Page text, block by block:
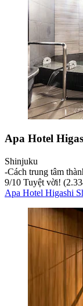
Apa Hotel
Shinjuku
‐Cách trung tâm
9/10 Tuyệt vời!
Apa Hotel Higashi